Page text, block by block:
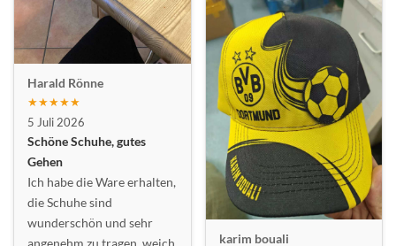
Harald Rönne
★★★★★
5 Juli 2026
Schöne Schuhe, gutes
Gehen
Ich habe die Ware erhalten,
die Schuhe sind
wunderschön und sehr
angenehm zu tragen, weich
karim bouali